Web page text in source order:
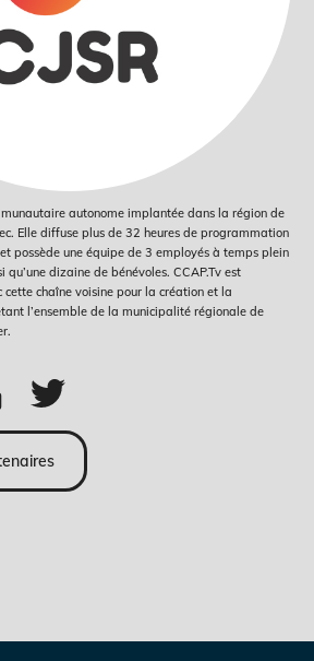
autonome implantée dans la région de
Elle diffuse plus de 32 heures de programmation
possède une équipe de 3 employés à temps plein
dizaine de bénévoles. CCAP.Tv est
cette chaîne voisine pour la création et la
l’ensemble de la municipalité régionale de